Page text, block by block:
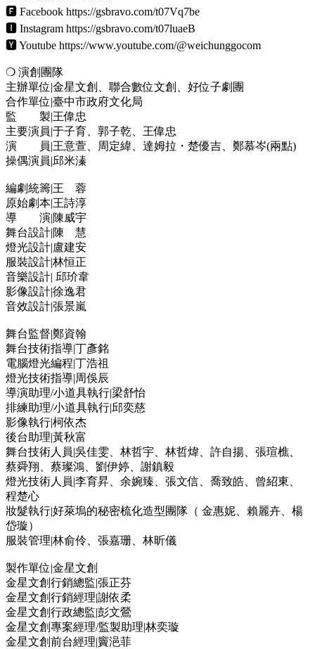
🅵 Facebook https://gsbravo.com/t07Vq7be
🅸 Instagram https://gsbravo.com/t07luaeB
🆈 Youtube https://www.youtube.com/@weichunggocom
❍ 演創團隊
主辦單位|金星文創、聯合數位文創、好位子劇團
合作單位|臺中市政府文化局
監 製|王偉忠
主要演員|于子育、郭子乾、王偉忠
演 員|王意萱、周定緯、達姆拉・楚優吉、鄭慕岑(兩點)
操偶演員|邱米溱
編劇統籌|王 蓉
原始劇本|王詩淳
導 演|陳威宇
舞台設計|陳 慧
燈光設計|盧建安
服裝設計|林恒正
音樂設計| 邱玠韋
影像設計|徐逸君
音效設計|張景嵐
舞台監督|鄭資翰
舞台技術指導|丁彥銘
電腦燈光編程|丁浩祖
燈光技術指導|周俁辰
導演助理/小道具執行|梁舒怡
排練助理/小道具執行|邱奕慈
影像執行|柯依杰
後台助理|黃秋富
舞台技術人員|吳佳雯、林哲宇、林哲煒、許自揚、張瑄樵、
蔡舜翔、蔡璨鴻、劉伊婷、謝鎮毅
燈光技術人員|李育昇、余婉臻、張文信、喬致皓、曾紹東、
程楚心
妝髮執行|好萊塢的秘密梳化造型團隊（ 金惠妮、賴麗卉、楊
岱璇）
服裝管理|林俞伶、張嘉珊、林昕儀
製作單位|金星文創
金星文創行銷總監|張正芬
金星文創行銷經理|謝依柔
金星文創行政總監|彭文鶯
金星文創專案經理/監製助理|林奕璇
金星文創前台經理|竇浥菲